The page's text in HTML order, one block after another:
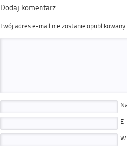
Dodaj komentarz
Twój adres e-mail nie zostanie opublikowany.